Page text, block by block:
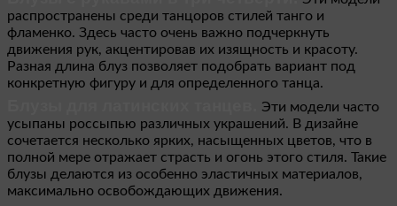
распространены среди танцоров стилей танго и
фламенко. Здесь часто очень важно подчеркнуть
движения рук, акцентировав их изящность и красоту.
Разная длина блуз позволяет подобрать вариант под
конкретную фигуру и для определенного танца.
Эти модели часто
усыпаны россыпью различных украшений. В дизайне
сочетается несколько ярких, насыщенных цветов, что в
полной мере отражает страсть и огонь этого стиля. Такие
блузы делаются из особенно эластичных материалов,
максимально освобождающих движения.